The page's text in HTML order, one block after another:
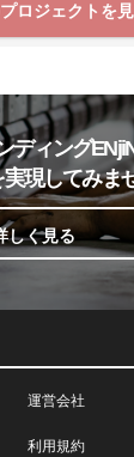
ロジェクトを
ディング
現してみま
しく見る
運営会社
利用規約